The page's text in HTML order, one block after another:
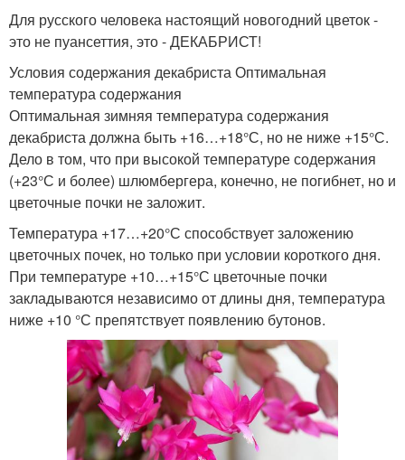
Для русского человека настоящий новогодний цветок -
это не пуансеттия, это - ДЕКАБРИСТ!
Условия содержания декабриста Оптимальная
температура содержания
Оптимальная зимняя температура содержания
декабриста должна быть +16…+18°С, но не ниже +15°С.
Дело в том, что при высокой температуре содержания
(+23°С и более) шлюмбергера, конечно, не погибнет, но и
цветочные почки не заложит.
Температура +17…+20°С способствует заложению
цветочных почек, но только при условии короткого дня.
При температуре +10…+15°С цветочные почки
закладываются независимо от длины дня, температура
ниже +10 °С препятствует появлению бутонов.